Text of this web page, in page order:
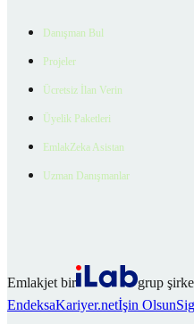
Danışman Bul
Projeler
Ücretsiz İlan Verin
Üyelik Paketleri
EmlakZeka Asistan
Uzman Danışmanlar
Emlakjet bir
grup
EndeksaKariyer.netİşin Olsun